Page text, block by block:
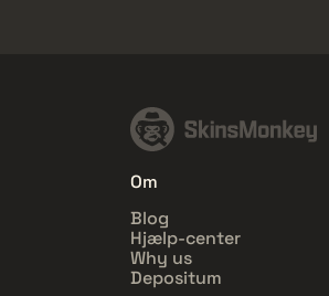
Om
Blog
Hjælp-center
Why us
Depositum